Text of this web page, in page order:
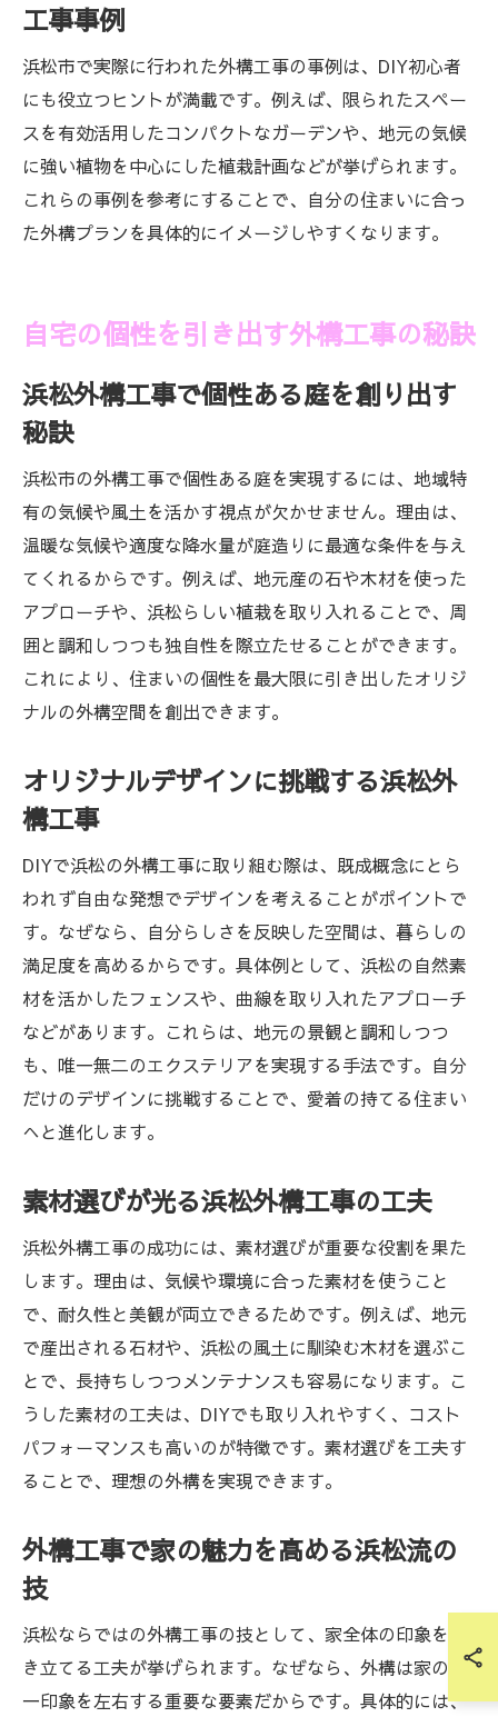
工事事例
浜松市で実際に行われた外構工事の事例は、DIY初心者
にも役立つヒントが満載です。例えば、限られたスペー
スを有効活用したコンパクトなガーデンや、地元の気候
に強い植物を中心にした植栽計画などが挙げられます。
これらの事例を参考にすることで、自分の住まいに合っ
た外構プランを具体的にイメージしやすくなります。
自宅の個性を引き出す外構工事の秘訣
浜松外構工事で個性ある庭を創り出す
秘訣
浜松市の外構工事で個性ある庭を実現するには、地域特
有の気候や風土を活かす視点が欠かせません。理由は、
温暖な気候や適度な降水量が庭造りに最適な条件を与え
てくれるからです。例えば、地元産の石や木材を使った
アプローチや、浜松らしい植栽を取り入れることで、周
囲と調和しつつも独自性を際立たせることができます。
これにより、住まいの個性を最大限に引き出したオリジ
ナルの外構空間を創出できます。
オリジナルデザインに挑戦する浜松外
構工事
DIYで浜松の外構工事に取り組む際は、既成概念にとら
われず自由な発想でデザインを考えることがポイントで
す。なぜなら、自分らしさを反映した空間は、暮らしの
満足度を高めるからです。具体例として、浜松の自然素
材を活かしたフェンスや、曲線を取り入れたアプローチ
などがあります。これらは、地元の景観と調和しつつ
も、唯一無二のエクステリアを実現する手法です。自分
だけのデザインに挑戦することで、愛着の持てる住まい
へと進化します。
素材選びが光る浜松外構工事の工夫
浜松外構工事の成功には、素材選びが重要な役割を果た
します。理由は、気候や環境に合った素材を使うこと
で、耐久性と美観が両立できるためです。例えば、地元
で産出される石材や、浜松の風土に馴染む木材を選ぶこ
とで、長持ちしつつメンテナンスも容易になります。こ
うした素材の工夫は、DIYでも取り入れやすく、コスト
パフォーマンスも高いのが特徴です。素材選びを工夫す
ることで、理想の外構を実現できます。
外構工事で家の魅力を高める浜松流の
技
浜松ならではの外構工事の技として、家全体の印象を引
き立てる工夫が挙げられます。なぜなら、外構は家の第
一印象を左右する重要な要素だからです。具体的には、